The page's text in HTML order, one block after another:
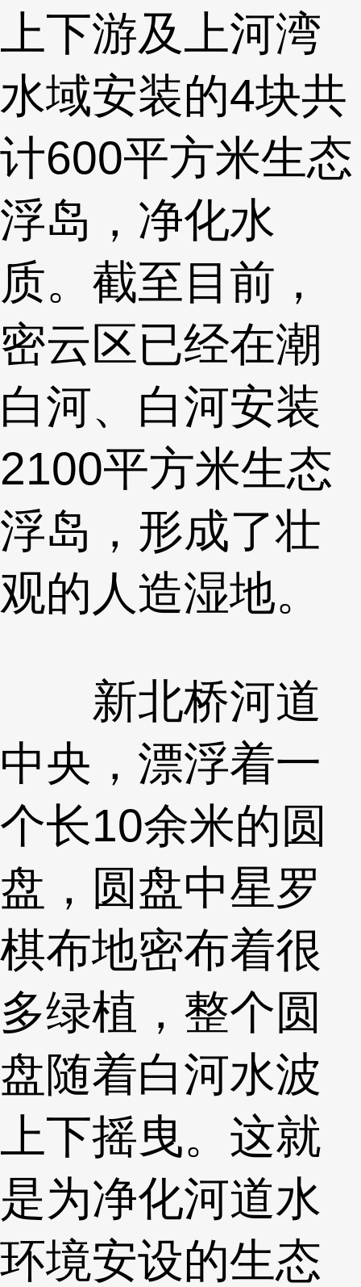
上下游及上河湾
水域安装的4块共
计600平方米生态
浮岛，净化水
质。截至目前，
密云区已经在潮
白河、白河安装
2100平方米生态
浮岛，形成了壮
观的人造湿地。
新北桥河道
中央，漂浮着一
个长10余米的圆
盘，圆盘中星罗
棋布地密布着很
多绿植，整个圆
盘随着白河水波
上下摇曳。这就
是为净化河道水
环境安设的生态